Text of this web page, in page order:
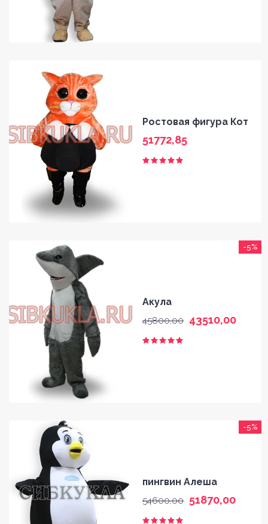
Ростовая фигура Кот
51772,85
-5%
Акула
45800,00 43510,00
-5%
пингвин Алеша
54600,00 51870,00